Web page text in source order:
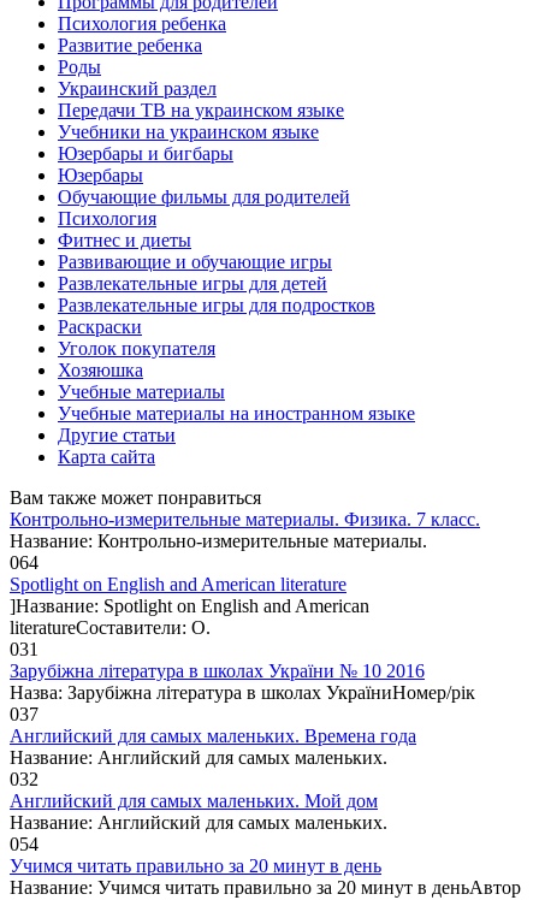
Психология ребенка
Развитие ребенка
Роды
Украинский раздел
Передачи ТВ на украинском языке
Учебники на украинском языке
Юзербары и бигбары
Юзербары
Обучающие фильмы для родителей
Психология
Фитнес и диеты
Развивающие и обучающие игры
Развлекательные игры для детей
Развлекательные игры для подростков
Раскраски
Уголок покупателя
Хозяюшка
Учебные материалы
Учебные материалы на иностранном языке
Другие статьи
Карта сайта
Вам также может понравиться
Контрольно-измерительные материалы. Физика. 7 класс.
Название: Контрольно-измерительные материалы.
064
Spotlight on English and American literature
]Название: Spotlight on English and American
literatureСоставители: О.
031
Зарубіжна література в школах України № 10 2016
Назва: Зарубіжна література в школах УкраїниНомер/рік
037
Английский для самых маленьких. Времена года
Название: Английский для самых маленьких.
032
Английский для самых маленьких. Мой дом
Название: Английский для самых маленьких.
054
Учимся читать правильно за 20 минут в день
Название: Учимся читать правильно за 20 минут в деньАвтор